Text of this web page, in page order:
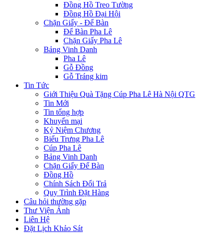
Đồng Hồ Treo Tường
Đồng Hồ Đại Hội
Chặn Giấy - Để Bàn
Để Bàn Pha Lê
Chặn Giấy Pha Lê
Bảng Vinh Danh
Pha Lê
Gỗ Đồng
Gỗ Tráng kim
Tin Tức
Giới Thiệu Quà Tặng Cúp Pha Lê Hà Nội QTG
Tin Mới
Tin tổng hợp
Khuyến mại
Kỷ Niệm Chương
Biểu Trưng Pha Lê
Cúp Pha Lê
Bảng Vinh Danh
Chặn Giấy Để Bàn
Đồng Hồ
Chính Sách Đổi Trả
Quy Trình Đặt Hàng
Câu hỏi thường gặp
Thư Viện Ảnh
Liên Hệ
Đặt Lịch Khảo Sát